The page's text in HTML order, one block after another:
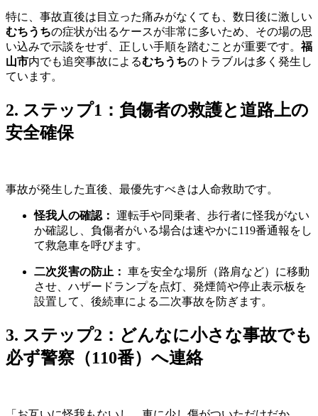
特に、事故直後は目立った痛みがなくても、数日後に激しい
むちうちの症状が出るケースが非常に多いため、その場の思
い込みで示談をせず、正しい手順を踏むことが重要です。福
山市内でも追突事故によるむちうちのトラブルは多く発生し
ています。
2. ステップ1：負傷者の救護と道路上の
安全確保
事故が発生した直後、最優先すべきは人命救助です。
怪我人の確認： 運転手や同乗者、歩行者に怪我がない
か確認し、負傷者がいる場合は速やかに119番通報をし
て救急車を呼びます。
二次災害の防止： 車を安全な場所（路肩など）に移動
させ、ハザードランプを点灯、発煙筒や停止表示板を
設置して、後続車による二次事故を防ぎます。
3. ステップ2：どんなに小さな事故でも
必ず警察（110番）へ連絡